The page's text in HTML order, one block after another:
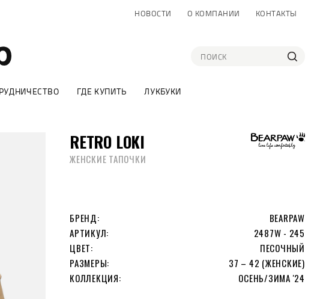
НОВОСТИ О КОМПАНИИ КОНТАКТЫ
ГДЕ КУПИТЬ ЛУКБУКИ
RETRO LOKI
ЖЕНСКИЕ ТАПОЧКИ
БРЕНД:
BEARPAW
АРТИКУЛ:
2487W - 245
ЦВЕТ:
ПЕСОЧНЫЙ
РАЗМЕРЫ:
37 – 42 (ЖЕНСКИЕ)
КОЛЛЕКЦИЯ:
ОСЕНЬ/ЗИМА '24